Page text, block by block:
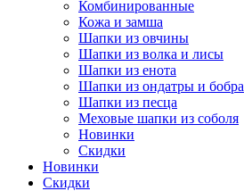
Комбинированные
Кожа и замша
Шапки из овчины
Шапки из волка и лисы
Шапки из енота
Шапки из ондатры и бобра
Шапки из песца
Меховые шапки из соболя
Новинки
Скидки
Новинки
Скидки